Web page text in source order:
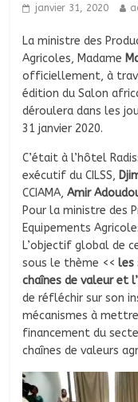
janvier 31, 2020
La ministre des
Agricoles, Madame
officiellement, à
édition du Salon
déroulera dans les
31 janvier 2020.
C’était à l’hôtel
exécutif du CILSS,
CCIAMA,Amir
Pour la ministre des
Equipements
L’objectif global de
sous le thème <<les
chaînes de valeur et
de réfléchir sur son
mécanismes à
financement du
chaînes de valeurs